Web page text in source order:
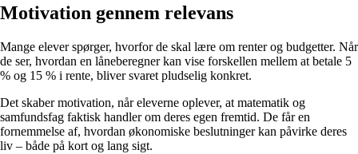
Motivation gennem relevans
Mange elever spørger, hvorfor de skal lære om renter og budgetter. Når
de ser, hvordan en låneberegner kan vise forskellen mellem at betale 5
% og 15 % i rente, bliver svaret pludselig konkret.
Det skaber motivation, når eleverne oplever, at matematik og
samfundsfag faktisk handler om deres egen fremtid. De får en
fornemmelse af, hvordan økonomiske beslutninger kan påvirke deres
liv – både på kort og lang sigt.